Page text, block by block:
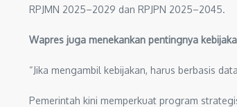
RPJMN 2025–2029 dan RPJPN 2025–2045.
Wapres juga menekankan pentingnya
“Jika mengambil kebijakan, harus berbasis
Pemerintah kini memperkuat program